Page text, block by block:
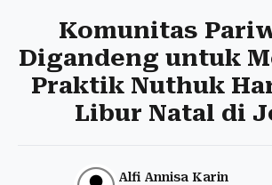
Komunitas
Digandeng untuk
Praktik Nuthuk
Libur Natal di
Alfi Annisa Karin